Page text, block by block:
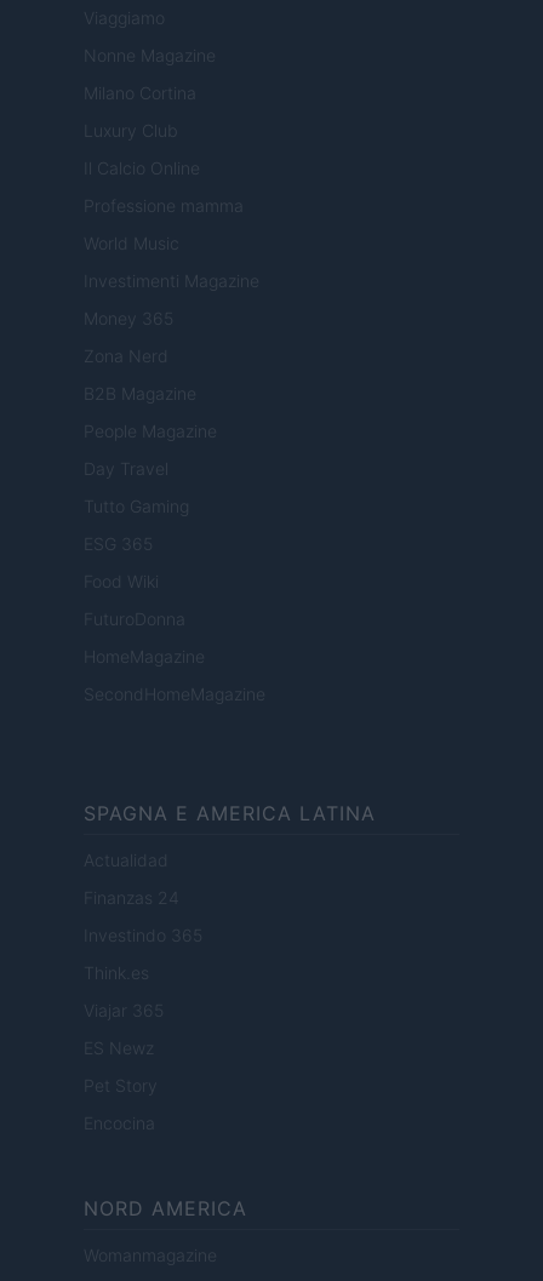
Viaggiamo
Nonne Magazine
Milano Cortina
Luxury Club
Il Calcio Online
Professione mamma
World Music
Investimenti Magazine
Money 365
Zona Nerd
B2B Magazine
People Magazine
Day Travel
Tutto Gaming
ESG 365
Food Wiki
FuturoDonna
HomeMagazine
SecondHomeMagazine
SPAGNA E AMERICA LATINA
Actualidad
Finanzas 24
Investindo 365
Think.es
Viajar 365
ES Newz
Pet Story
Encocina
NORD AMERICA
Womanmagazine